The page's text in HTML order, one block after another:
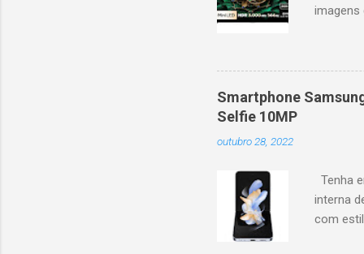
imagens
games,
Smartphone
Selfie 10MP
outubro 28, 2022
Tenha
interna
com